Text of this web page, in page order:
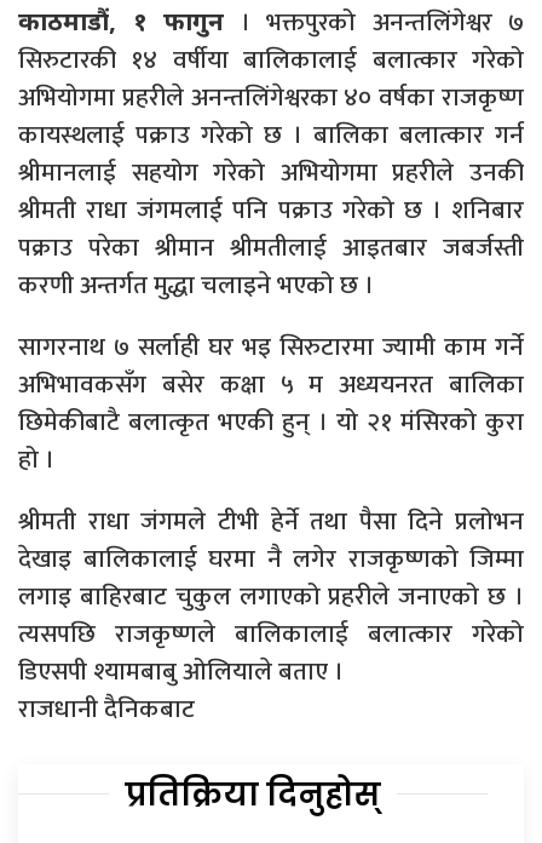
काठमाडौं, १ फागुन
। भक्तपुरको अनन्तलिंगेश्वर ७
सिरुटारकी १४ वर्षीया बालिकालाई बलात्कार गरेको
अभियोगमा प्रहरीले अनन्तलिंगेश्वरका ४० वर्षका राजकृष्ण
कायस्थलाई पक्राउ गरेको छ । बालिका बलात्कार गर्न
श्रीमानलाई सहयोग गरेको अभियोगमा प्रहरीले उनकी
श्रीमती राधा जंगमलाई पनि पक्राउ गरेको छ । शनिबार
पक्राउ परेका श्रीमान श्रीमतीलाई आइतबार जबर्जस्ती
करणी अन्तर्गत मुद्धा चलाइने भएको छ ।
सागरनाथ ७ सर्लाही घर भइ सिरुटारमा ज्यामी काम गर्ने
अभिभावकसँग बसेर कक्षा ५ म अध्ययनरत बालिका
छिमेकीबाटै बलात्कृत भएकी हुन् । यो २१ मंसिरको कुरा
हो ।
श्रीमती राधा जंगमले टीभी हेर्ने तथा पैसा दिने प्रलोभन
देखाइ बालिकालाई घरमा नै लगेर राजकृष्णको जिम्मा
लगाइ बाहिरबाट चुकुल लगाएको प्रहरीले जनाएको छ ।
त्यसपछि राजकृष्णले बालिकालाई बलात्कार गरेको
डिएसपी श्यामबाबु ओलियाले बताए ।
राजधानी दैनिकबाट
प्रतिक्रिया दिनुहोस्